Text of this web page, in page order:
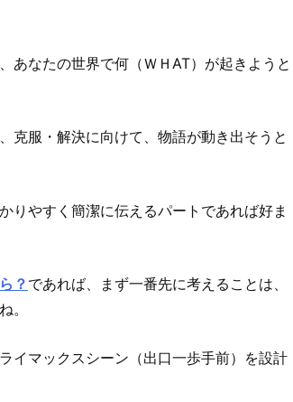
あなたの世界で何（ＷＨAT）が起きようと
克服・解決に向けて、物語が動き出そうと
りやすく簡潔に伝えるパートであれば好ま
？ であれば、まず一番先に考えることは、
。
イマックスシーン（出口一歩手前）を設計